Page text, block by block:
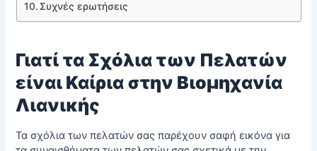
Συχνές ερωτήσεις
Γιατί τα Σχόλια των Πελατών
είναι Καίρια στην Βιομηχανία
Λιανικής
Τα σχόλια των πελατών σας παρέχουν σαφή εικόνα για